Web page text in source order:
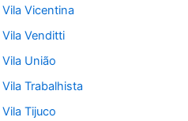
Vicentina
Venditti
União
Trabalhista
Tijuco